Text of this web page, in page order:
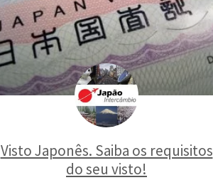
Visto Japonês. Saiba os requisitos
do seu visto!